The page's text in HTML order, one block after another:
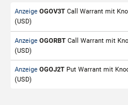
Basiswert
Symbol
Börsenplatz
Handelwährung
Anzeige OGOV3T Call Warrant mit
(USD)
Anzeige OGORBT Call Warrant mit
(USD)
Anzeige OGOJ2T Put Warrant mit
(USD)